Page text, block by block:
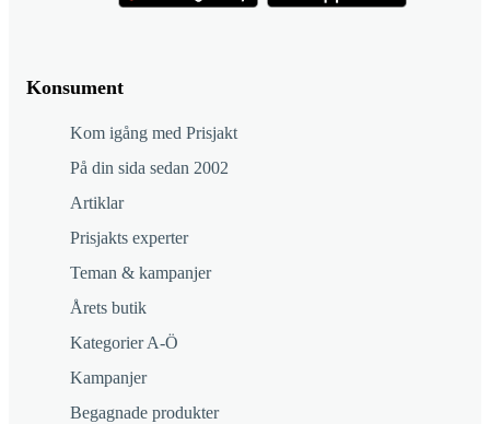
Konsument
Kom igång med Prisjakt
På din sida sedan 2002
Artiklar
Prisjakts experter
Teman & kampanjer
Årets butik
Kategorier A-Ö
Kampanjer
Begagnade produkter